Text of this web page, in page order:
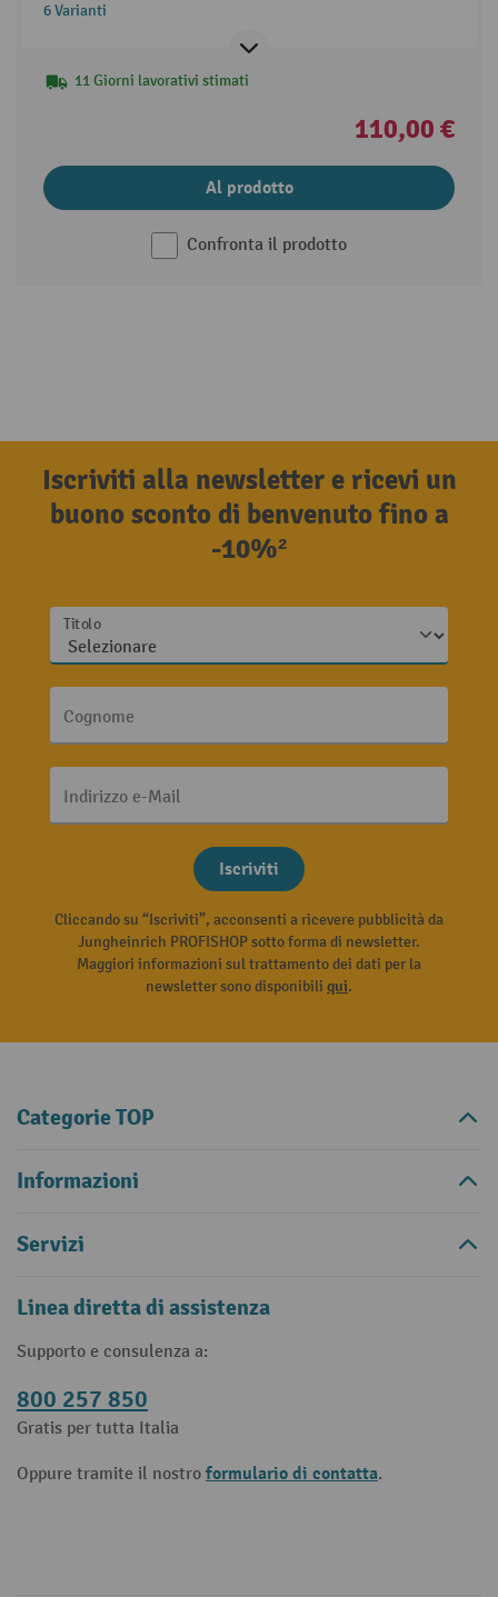
6 Varianti
11 Giorni lavorativi stimati
110,00 €
Al prodotto
Confronta il prodotto
Iscriviti alla newsletter e ricevi un
buono sconto di benvenuto fino a
-10%²
Titolo
Cognome
Indirizzo e-Mail
Iscriviti
Cliccando su “Iscriviti”, acconsenti a ricevere pubblicità da
Jungheinrich PROFISHOP sotto forma di newsletter.
Maggiori informazioni sul trattamento dei dati per la
newsletter sono disponibili qui.
Categorie TOP
Informazioni
Servizi
Linea diretta di assistenza
Supporto e consulenza a:
800 257 850
Gratis per tutta Italia
Oppure tramite il nostro formulario di contatta.